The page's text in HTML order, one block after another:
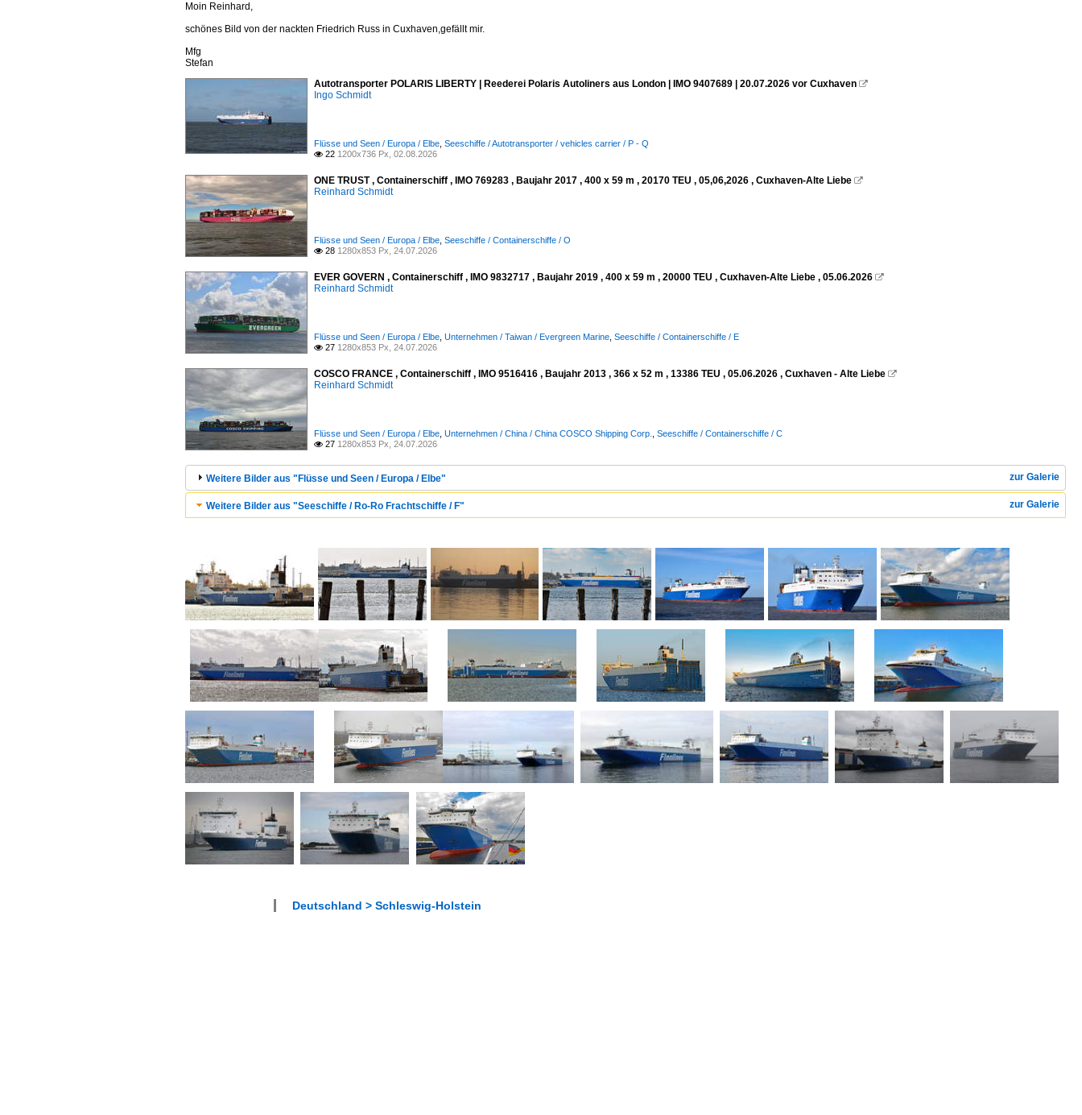
Moin Reinhard,
schönes Bild von der nackten Friedrich Russ in Cuxhaven,gefällt mir.
Mfg
Stefan
Autotransporter POLARIS LIBERTY | Reederei Polaris Autoliners aus London | IMO 9407689 | 20.07.2026 vor Cuxhaven 
Ingo Schmidt
Flüsse und Seen / Europa / Elbe Seeschiffe / Autotransporter / vehicles carrier / P - Q
 22 1200x736 Px, 02.08.2026
ONE TRUST , Containerschiff , IMO 769283 , Baujahr 2017 , 400 x 59 m , 20170 TEU , 05,06,2026 , Cuxhaven-Alte Liebe 
Reinhard Schmidt
Flüsse und Seen / Europa / Elbe Seeschiffe / Containerschiffe / O
 28 1280x853 Px, 24.07.2026
EVER GOVERN , Containerschiff , IMO 9832717 , Baujahr 2019 , 400 x 59 m , 20000 TEU , Cuxhaven-Alte Liebe , 05.06.2026 
Reinhard Schmidt
Flüsse und Seen / Europa / Elbe Unternehmen / Taiwan / Evergreen Marine Seeschiffe / Containerschiffe / E
 27 1280x853 Px, 24.07.2026
COSCO FRANCE , Containerschiff , IMO 9516416 , Baujahr 2013 , 366 x 52 m , 13386 TEU , 05.06.2026 , Cuxhaven - Alte Liebe 
Reinhard Schmidt
Flüsse und Seen / Europa / Elbe Unternehmen / China / China COSCO Shipping Corp. Seeschiffe / Containerschiffe / C
 27 1280x853 Px, 24.07.2026
zur Galerie
Weitere Bilder aus "Flüsse und Seen / Europa / Elbe"
zur Galerie
Weitere Bilder aus "Seeschiffe / Ro-Ro Frachtschiffe / F"
Deutschland > Schleswig-Holstein